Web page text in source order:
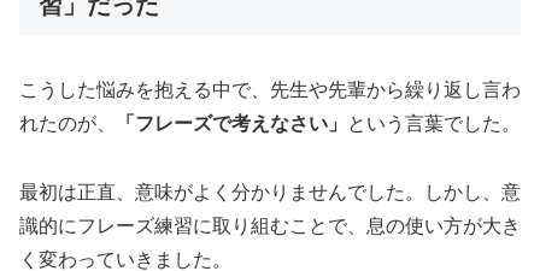
こうした悩みを抱える中で、先生や先輩から繰り返し言わ
れたのが、
「フレーズで考えなさい」 という言葉でした。
最初は正直、意味がよく分かりませんでした。しかし、意
識的にフレーズ練習に取り組むことで、息の使い方が大き
く変わっていきました。